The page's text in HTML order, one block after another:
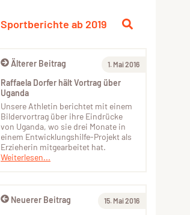
Sportberichte ab 2019
Älterer Beitrag 1. Mai 2016
Raffaela Dorfer hält Vortrag über
Uganda
Unsere Athletin berichtet mit einem
Bildervortrag über ihre Eindrücke
von Uganda, wo sie drei Monate in
einem Entwicklungshilfe-Projekt als
Erzieherin mitgearbeitet hat.
Weiterlesen...
Neuerer Beitrag 15. Mai 2016